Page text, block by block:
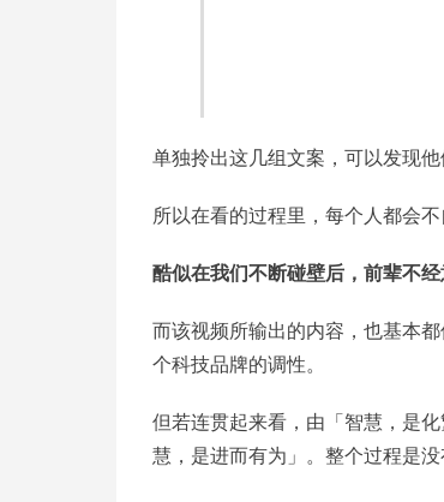
单独拎出这几组文案，可以发现
所以在看的过程里，每个人都会
酷似在我们不断碰壁后，前辈不经
而该视频所输出的内容，也基本
个科技品牌的调性。
但若连贯起来看，由「智慧，是
慧，是进而有为」。整个过程是